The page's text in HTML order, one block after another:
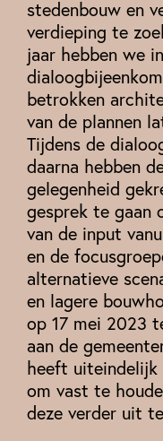
stedenbouw en
verdieping te
jaar hebben we
betrokken
van de plannen
Tijdens de
daarna hebben
gelegenheid
gesprek te gaan
van de input
en de
alternatieve
en lagere
op 17 mei 2023
aan de
heeft uiteindelijk
om vast te
deze verder uit